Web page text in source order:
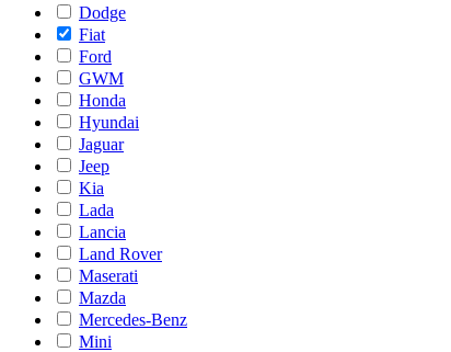
Dodge
Fiat
Ford
GWM
Honda
Hyundai
Jaguar
Jeep
Kia
Lada
Lancia
Land Rover
Maserati
Mazda
Mercedes-Benz
Mini